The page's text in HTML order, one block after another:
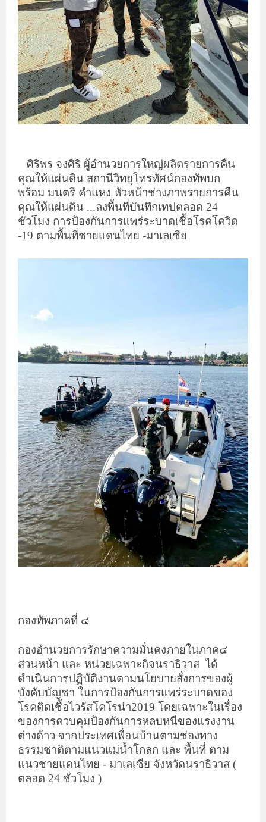
ศิริพร จงศิริ ผู้อำนวยการใหญ่ผลิตรายการคืน
คุณให้แผ่นดิน สถานีวิทยุโทรทัศน์กองทัพบก
พร้อม มนตรี คำแหง หัวหน้าช่างภาพรายการคืน
คุณให้แผ่นดิน ...ลงพื้นที่บันทึกเทปตลอด 24
ชั่วโมง การป้องกันการแพร่ระบาดเชื้อโรคโควิด
-19 ตามพื้นที่ชายแดนไทย -มาเลเซีย
กองทัพภาคที่ ๔
กองอำนวยการรักษาความมั่นคงภายในภาค๔
ส่วนหน้า และ หน่วยเฉพาะกิจนราธิวาส ได้
ดำเนินการปฏิบัติงานตามนโยบายสั่งการของผู้
บังคับบัญชา ในการป้องกันการแพร่ระบาดของ
โรคติดเชื้อไวรัสโคโรน่า2019 โดยเฉพาะในเรื่อง
ของการควบคุมป้องกันการหลบหนีของแรงงาน
ต่างด้าว จากประเทศเพื่อนบ้านตามช่องทาง
ธรรมชาติตามแนวแม่น้ำโกลก และ พื้นที่ ตาม
แนวชายแดนไทย - มาเลเซีย จังหวัดนราธิวาส (
ตลอด 24 ชั่วโมง )